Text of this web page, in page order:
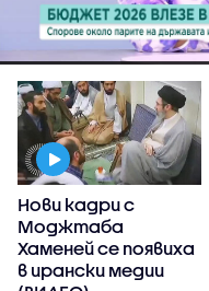
Нови кадри с
Моджтаба
Хаменей се появиха
в ирански медии